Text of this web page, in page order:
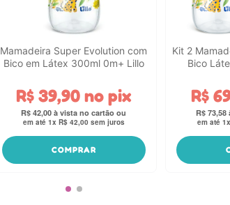
Mamadeira Super Evolution com
Bico em Látex 300ml 0m+ Lillo
R$ 39,90 no pix
R$ 42,00
em até 1x R$ 42,00 sem juros
COMPRAR
Kit 2
Bico
R$
R$ 73,58
em até1